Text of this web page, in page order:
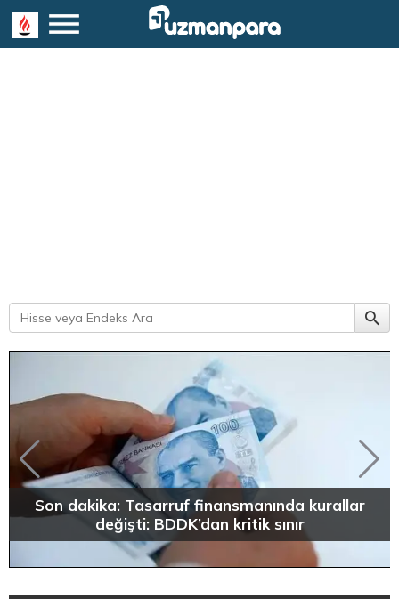
Son dakika: Tasarruf finansmanında kurallar
değişti: BDDK’dan kritik sınır